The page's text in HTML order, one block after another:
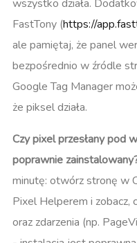
wszystko działa.
FastTony (https://
ale pamiętaj, że panel
bezpośrednio w źródle
Google Tag Manager
że piksel działa.
Czy pixel przesłany pod
poprawnie
minutę: otwórz stronę w
Pixel Helperem i zobacz,
oraz zdarzenia (np.